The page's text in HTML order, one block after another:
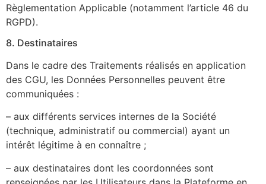
Règlementation Applicable (notamment l’article 46 du
RGPD).
8. Destinataires
Dans le cadre des Traitements réalisés en application
des CGU, les Données Personnelles peuvent être
communiquées :
– aux différents services internes de la Société
(technique, administratif ou commercial) ayant un
intérêt légitime à en connaître ;
– aux destinataires dont les coordonnées sont